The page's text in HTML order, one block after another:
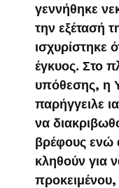
γεννήθηκε
την εξέτασή
ισχυρίστηκε
έγκυος. Στο
υπόθεσης, η
παρήγγειλε
να
βρέφους ενώ
κληθούν για